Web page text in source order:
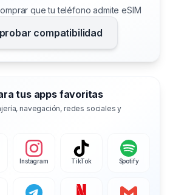
que tu teléfono admite eSIM
compatibilidad
tus apps favoritas
navegación, redes sociales y
Instagram TikTok Spotify